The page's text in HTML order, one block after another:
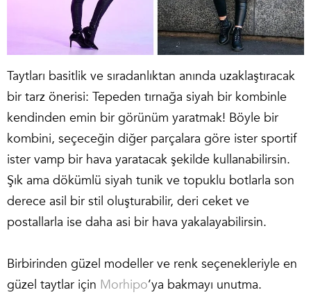
Taytları basitlik ve sıradanlıktan anında uzaklaştıracak
bir tarz önerisi: Tepeden tırnağa siyah bir kombinle
kendinden emin bir görünüm yaratmak! Böyle bir
kombini, seçeceğin diğer parçalara göre ister sportif
ister vamp bir hava yaratacak şekilde kullanabilirsin.
Şık ama dökümlü siyah tunik ve topuklu botlarla son
derece asil bir stil oluşturabilir, deri ceket ve
postallarla ise daha asi bir hava yakalayabilirsin.
Birbirinden güzel modeller ve renk seçenekleriyle en
güzel taytlar için Morhipo’ya bakmayı unutma.